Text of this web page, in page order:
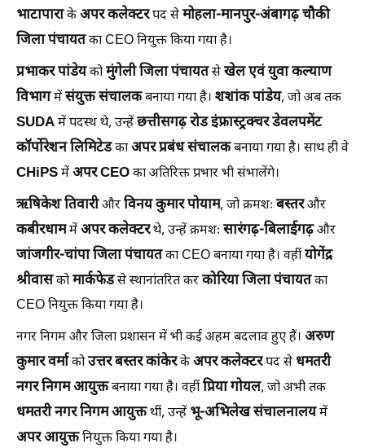
भाटापाराकेअपर कलेक्टरपद सेमोहला-मानपुर-अंबागढ़ चौकी
जिला पंचायतका CEO नियुक्त किया गया है।
प्रभाकर पांडेयकोमुंगेली जिला पंचायतसेखेल एवं युवा कल्याण
विभागमेंसंयुक्त संचालकबनाया गया है। शशांक पांडेय, जो अब तक
SUDAमें पदस्थ थे, उन्हेंछत्तीसगढ़ रोड इंफ्रास्ट्रक्चर डेवलपमेंट
कॉर्पोरेशन लिमिटेडकाअपर प्रबंध संचालकबनाया गया है। साथ ही वे
CHiPSमेंअपर CEOका अतिरिक्त प्रभार भी संभालेंगे।
ऋषिकेश तिवारीऔरविनय कुमार पोयाम, जो क्रमशः बस्तरऔर
कबीरधाममेंअपर कलेक्टरथे, उन्हें क्रमशः सारंगढ़-बिलाईगढ़और
जांजगीर-चांपा जिला पंचायतका CEO बनाया गया है। वहींयोगेंद्र
श्रीवासकोमार्कफेडसे स्थानांतरित करकोरिया जिला पंचायतका
CEO नियुक्त किया गया है।
नगर निगम और जिला प्रशासन में भी कई अहम बदलाव हुए हैं। अरुण
कुमार वर्माकोउत्तर बस्तर कांकेरकेअपर कलेक्टरपद से धमतरी
नगर निगम आयुक्तबनाया गया है। वहींप्रिया गोयल, जो अभी तक
धमतरी नगर निगम आयुक्तथीं, उन्हें भू-अभिलेख संचालनालयमें
अपर आयुक्तनियुक्त किया गया है।